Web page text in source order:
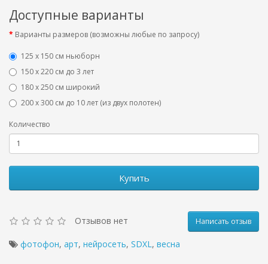
Доступные варианты
Варианты размеров (возможны любые по запросу)
125 x 150 см ньюборн
150 х 220 см до 3 лет
180 х 250 см широкий
200 х 300 см до 10 лет (из двух полотен)
Количество
Купить
Отзывов нет Написать отзыв
фотофон, арт, нейросеть, SDXL, весна